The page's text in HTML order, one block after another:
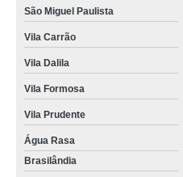
São Miguel Paulista
Vila Carrão
Vila Dalila
Vila Formosa
Vila Prudente
Água Rasa
Brasilândia